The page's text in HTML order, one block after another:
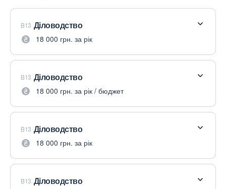
B13 Діловодство
18 000 грн. за рік
B13 Діловодство
18 000 грн. за рік / бюджет
B13 Діловодство
18 000 грн. за рік
B13 Діловодство